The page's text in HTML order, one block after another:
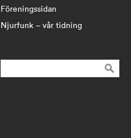
Föreningssidan
Njurfunk – vår tidning
efter: